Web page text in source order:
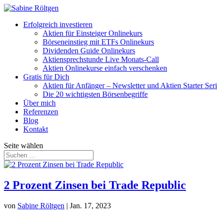
Erfolgreich investieren
Aktien für Einsteiger Onlinekurs
Börseneinstieg mit ETFs Onlinekurs
Dividenden Guide Onlinekurs
Aktiensprechstunde Live Monats-Call
Aktien Onlinekurse einfach verschenken
Gratis für Dich
Aktien für Anfänger – Newsletter und Aktien Starter
Die 20 wichtigsten Börsenbegriffe
Über mich
Referenzen
Blog
Kontakt
Seite wählen
2 Prozent Zinsen bei Trade Republic
von Sabine Röltgen | Jan. 17, 2023